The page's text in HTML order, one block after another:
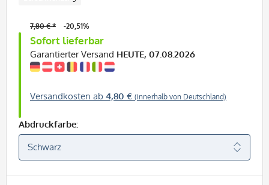
Sofort lieferbar
Garantierter Versand HEUTE, 07.08.2026
Versandkosten ab 4,80 € (innerhalb von Deutschland)
7,80 € * -20,51%
Abdruckfarbe: